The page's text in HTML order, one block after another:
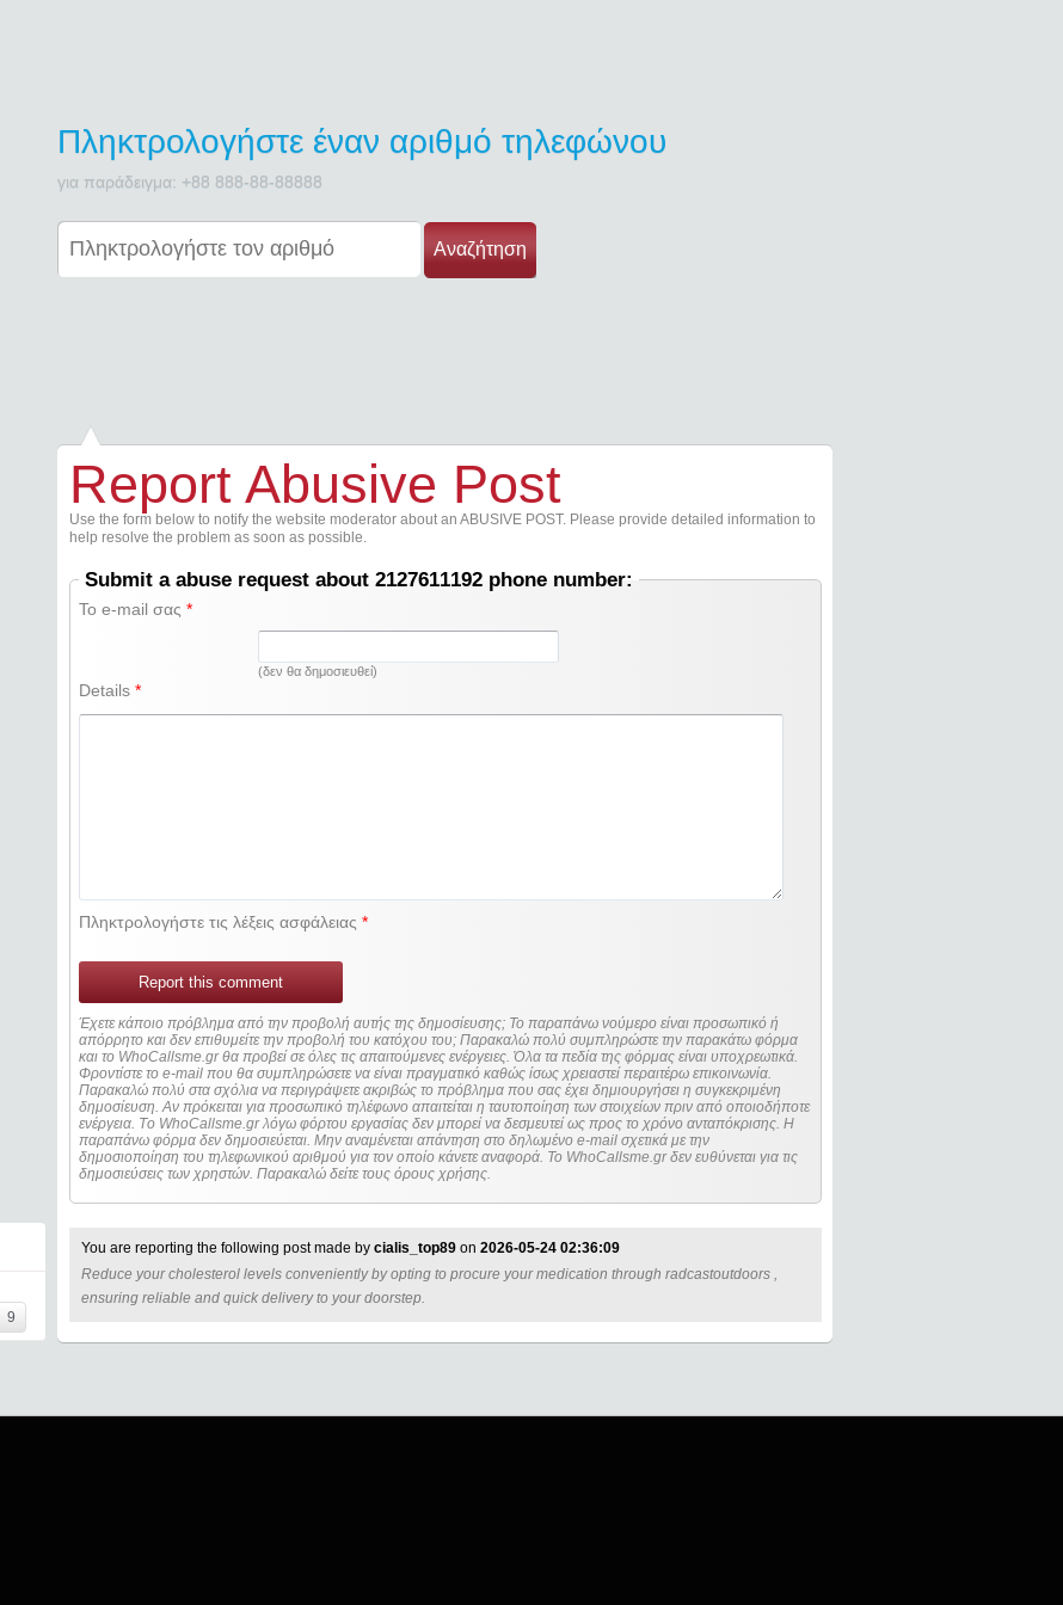
Πληκτρολογήστε έναν αριθμό τηλεφώνου
για παράδειγμα: +88 888-88-88888
Αναζήτηση
9
Report Abusive Post
Use the form below to notify the website moderator about an ABUSIVE POST. Please provide detailed information to
help resolve the problem as soon as possible.
Submit a abuse request about 2127611192 phone number:
Το e-mail σας*
(δεν θα δημοσιευθεί)
Details*
Πληκτρολογήστε τις λέξεις ασφάλειας*
Report this comment
Έχετε κάποιο πρόβλημα από την προβολή αυτής της δημοσίευσης; Το παραπάνω νούμερο είναι προσωπικό ή
απόρρητο και δεν επιθυμείτε την προβολή του κατόχου του; Παρακαλώ πολύ συμπληρώστε την παρακάτω φόρμα
και το WhoCallsme.gr θα προβεί σε όλες τις απαιτούμενες ενέργειες. Όλα τα πεδία της φόρμας είναι υποχρεωτικά.
Φροντίστε το e-mail που θα συμπληρώσετε να είναι πραγματικό καθώς ίσως χρειαστεί περαιτέρω επικοινωνία.
Παρακαλώ πολύ στα σχόλια να περιγράψετε ακριβώς το πρόβλημα που σας έχει δημιουργήσει η συγκεκριμένη
δημοσίευση. Αν πρόκειται για προσωπικό τηλέφωνο απαιτείται η ταυτοποίηση των στοιχείων πριν από οποιοδήποτε
ενέργεια. Τo WhoCallsme.gr λόγω φόρτου εργασίας δεν μπορεί να δεσμευτεί ως προς το χρόνο ανταπόκρισης. Η
παραπάνω φόρμα δεν δημοσιεύεται. Μην αναμένεται απάντηση στο δηλωμένο e-mail σχετικά με την
δημοσιοποίηση του τηλεφωνικού αριθμού για τον οποίο κάνετε αναφορά. Το WhoCallsme.gr δεν ευθύνεται για τις
δημοσιεύσεις των χρηστών. Παρακαλώ δείτε τους όρους χρήσης.
You are reporting the following post made by cialis_top89 on 2026-05-24 02:36:09
Reduce your cholesterol levels conveniently by opting to procure your medication through radcastoutdoors ,
ensuring reliable and quick delivery to your doorstep.